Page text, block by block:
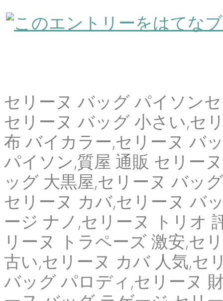
セリーヌ バッグ パイソン
セリーヌ バッグ 小さい,セ
布 バイカラー,セリーヌ バ
パイソン,質屋 通販 セリー
ッグ 大黒屋,セリーヌ バッ
セリーヌ カバ,セリーヌ バ
ージ ナノ,セリーヌ トリオ
リーヌ トラペーズ 激安,セ
古い,セリーヌ カバ 人気,セ
バッグ パロディ,セリーヌ